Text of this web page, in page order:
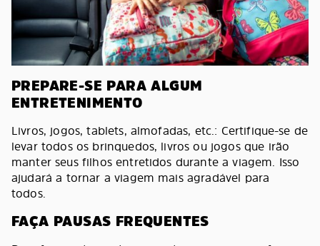
PREPARE-SE PARA ALGUM
ENTRETENIMENTO
Livros, jogos, tablets, almofadas, etc.: Certifique-se de
levar todos os brinquedos, livros ou jogos que irão
manter seus filhos entretidos durante a viagem. Isso
ajudará a tornar a viagem mais agradável para
todos.
FAÇA PAUSAS FREQUENTES